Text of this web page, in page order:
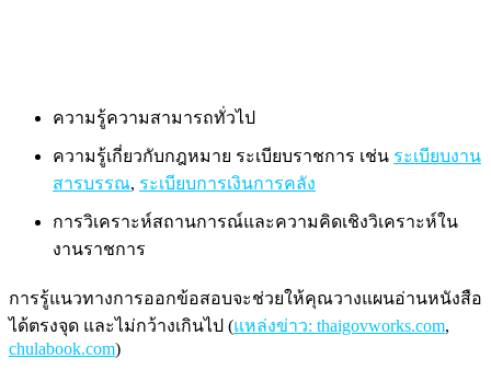
ความรู้ความสามารถทั่วไป
ความรู้เกี่ยวกับกฎหมาย ระเบียบราชการ เช่น ระเบียบงาน
สารบรรณ, ระเบียบการเงินการคลัง
การวิเคราะห์สถานการณ์และความคิดเชิงวิเคราะห์ใน
งานราชการ
การรู้แนวทางการออกข้อสอบจะช่วยให้คุณวางแผนอ่านหนังสือ
ได้ตรงจุด และไม่กว้างเกินไป (แหล่งข่าว: thaigovworks.com,
chulabook.com)